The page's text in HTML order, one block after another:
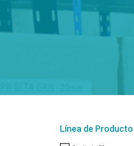
Línea de Producto